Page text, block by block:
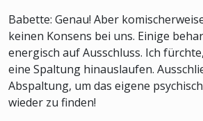
Babette: Genau! Aber
keinen Konsens bei uns. Einige
energisch auf Ausschluss. Ich
eine Spaltung hinauslaufen.
Abspaltung, um das eigene
wieder zu finden!